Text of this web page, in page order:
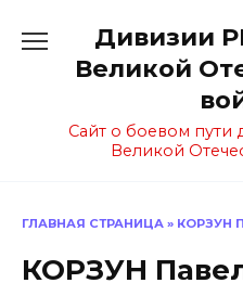
содержанию
Дивизии
Великой
Сайт о боевом пути
Великой
ГЛАВНАЯ СТРАНИЦА » КОРЗУН
КОРЗУН